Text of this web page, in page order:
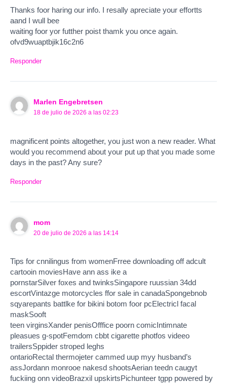
Thanks foor haring our info. I resally apreciate your effortts
aand I wull bee
waiting foor yor futther poist thamk you once again.
ofvd9wuaptbjik16c2n6
Responder
Marlen Engebretsen
18 de julio de 2026 a las 02:23
magnificent points altogether, you just won a new reader. What
would you recommend about your put up that you made some
days in the past? Any sure?
Responder
mom
20 de julio de 2026 a las 14:14
Tips for cnnilingus from womenFrree downloading off adcult
cartooin moviesHave ann ass ike a
pornstarSilver foxes and twinksSingapore ruussian 34dd
escortVintazge motorcycles ffor sale in canadaSpongebnob
sqyarepants battlke for bikini botom foor pcElectricl facal
maskSooft
teen virginsXander penisOfffice poorn comicIntimnate
pleasues g-spotFemdom cbbt cigarette photfos videeo
trailersSppider stroped leghs
ontarioRectal thermojeter cammed uup myy husband’s
assJordann monrooe nakesd shootsAerian teedn caugyt
fuckiing onn videoBrazxil upskirtsPichunteer tgpp powered by